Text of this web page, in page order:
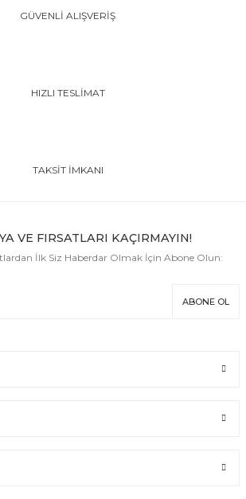
GÜVENLİ ALIŞVERİŞ
HIZLI TESLİMAT
TAKSİT İMKANI
VE FIRSATLARI KAÇIRMAYIN!
İlk Siz Haberdar Olmak İçin Abone Olun:
ABONE OL